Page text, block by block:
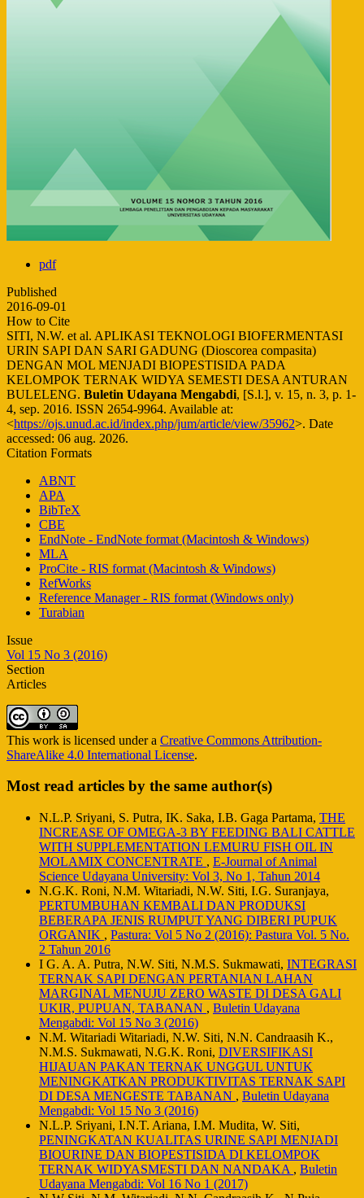
pdf
Published
2016-09-01
How to Cite
SITI, N.W. et al. APLIKASI TEKNOLOGI BIOFERMENTASI
URIN SAPI DAN SARI GADUNG (Dioscorea compasita)
DENGAN MOL MENJADI BIOPESTISIDA PADA
KELOMPOK TERNAK WIDYA SEMESTI DESA ANTURAN
BULELENG. Buletin Udayana Mengabdi, [S.l.], v. 15, n. 3, p. 1-
4, sep. 2016. ISSN 2654-9964. Available at:
<https://ojs.unud.ac.id/index.php/jum/article/view/35962>. Date
accessed: 06 aug. 2026.
Citation Formats
ABNT
APA
BibTeX
CBE
EndNote - EndNote format (Macintosh & Windows)
MLA
ProCite - RIS format (Macintosh & Windows)
RefWorks
Reference Manager - RIS format (Windows only)
Turabian
Issue
Vol 15 No 3 (2016)
Section
Articles
This work is licensed under a Creative Commons Attribution-
ShareAlike 4.0 International License.
Most read articles by the same author(s)
N.L.P. Sriyani, S. Putra, IK. Saka, I.B. Gaga Partama, THE
INCREASE OF OMEGA-3 BY FEEDING BALI CATTLE
WITH SUPPLEMENTATION LEMURU FISH OIL IN
MOLAMIX CONCENTRATE , E-Journal of Animal
Science Udayana University: Vol 3, No 1, Tahun 2014
N.G.K. Roni, N.M. Witariadi, N.W. Siti, I.G. Suranjaya,
PERTUMBUHAN KEMBALI DAN PRODUKSI
BEBERAPA JENIS RUMPUT YANG DIBERI PUPUK
ORGANIK , Pastura: Vol 5 No 2 (2016): Pastura Vol. 5 No.
2 Tahun 2016
I G. A. A. Putra, N.W. Siti, N.M.S. Sukmawati, INTEGRASI
TERNAK SAPI DENGAN PERTANIAN LAHAN
MARGINAL MENUJU ZERO WASTE DI DESA GALI
UKIR, PUPUAN, TABANAN , Buletin Udayana
Mengabdi: Vol 15 No 3 (2016)
N.M. Witariadi Witariadi, N.W. Siti, N.N. Candraasih K.,
N.M.S. Sukmawati, N.G.K. Roni, DIVERSIFIKASI
HIJAUAN PAKAN TERNAK UNGGUL UNTUK
MENINGKATKAN PRODUKTIVITAS TERNAK SAPI
DI DESA MENGESTE TABANAN , Buletin Udayana
Mengabdi: Vol 15 No 3 (2016)
N.L.P. Sriyani, I.N.T. Ariana, I.M. Mudita, W. Siti,
PENINGKATAN KUALITAS URINE SAPI MENJADI
BIOURINE DAN BIOPESTISIDA DI KELOMPOK
TERNAK WIDYASMESTI DAN NANDAKA , Buletin
Udayana Mengabdi: Vol 16 No 1 (2017)